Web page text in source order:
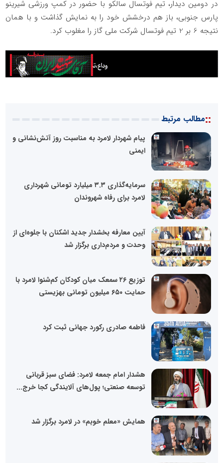
در دومین دیدار، تیم فوتسال سالکو با حضور در کمپ ورزشی شیرینو
پارس جنوبی، باز هم درخشش خود را به نمایش گذاشت و با همان
نتیجه 6 بر 2 تیم فوتسال شرکت ملی گاز را مغلوب کرد.
::مطالب مرتبط
پیام شهردار لامرد به مناسبت روز آتش‌نشانی و
ایمنی
سرمایه‌گذاری ۳.۳ میلیارد تومانی شهرداری
لامرد برای رفاه شهروندان
آیین معارفه بخشدار جدید اشکنان با جلوه‌ای از
وحدت و مردم‌داری برگزار شد
توزیع ۲۶ سمعک میان کودکان کم‌شنوا لامرد با
حمایت ۶۵۰ میلیون تومانی بهزیستی
فاطمه صادری رکورد جهانی ثبت کرد
هشدار امام جمعه لامرد: فضای سبز قربانی
توسعه صنعتی؛ پول‌های آلایندگی کجا خرج...
همایش «معلم خوبم» در لامرد برگزار شد